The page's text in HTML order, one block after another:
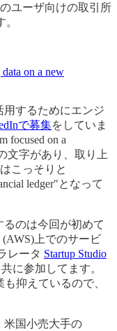
ユーザ向けの取引所
on a new
用するためにエンジ
で募集をしていま
focused on a
文字があり、取り上
こっそりと
ledger"となって
るのは今回が初めて
(AWS)上でのサービ
レータ Startup Studio
に参加してます。
も抑えているので、
米国小売大手の